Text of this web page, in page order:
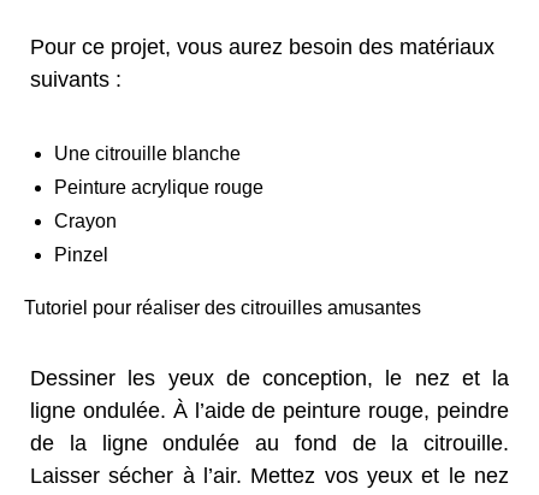
Pour ce projet, vous aurez besoin des matériaux
suivants :
Une citrouille blanche
Peinture acrylique rouge
Crayon
Pinzel
Tutoriel pour réaliser des citrouilles amusantes
Dessiner les yeux de conception, le nez et la
ligne ondulée. À l’aide de peinture rouge, peindre
de la ligne ondulée au fond de la citrouille.
Laisser sécher à l’air. Mettez vos yeux et le nez